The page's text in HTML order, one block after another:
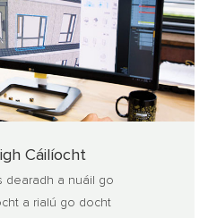
Cáilíocht
dearadh a nuáil go
a rialú go docht